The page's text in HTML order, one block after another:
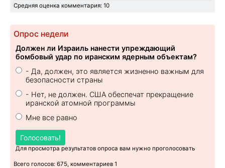
Средняя оценка комментария: 10
Опрос недели
Должен ли Израиль нанести упреждающий
бомбовый удар по иранским ядерным объектам?
- Да, должен, это является жизненно важным для
безопасности страны
- Нет, не должен. США обеспечат прекращение
иранской атомной программы
Мне все равно
Голосовать!
Для просмотра результатов опроса вам нужно проголосовать
Всего голосов: 675, комментариев 1